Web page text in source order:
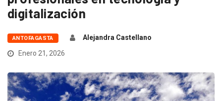
digitalización
ANTOFAGASTA
Alejandra Castellano
Enero 21, 2026